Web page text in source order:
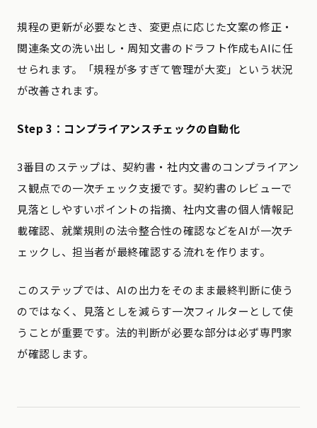
規程の更新が必要なとき、変更点に応じた文案の修正・
関連条文の洗い出し・周知文書のドラフト作成もAIに任
せられます。「規程が多すぎて管理が大変」という状況
が改善されます。
Step 3：コンプライアンスチェックの自動化
3番目のステップは、契約書・社内文書のコンプライアン
ス観点での一次チェック支援です。契約書のレビューで
見落としやすいポイントの指摘、社内文書の個人情報記
載確認、就業規則の法令整合性の確認などをAIが一次チ
ェックし、担当者が最終確認する流れを作ります。
このステップでは、AIの出力をそのまま最終判断に使う
のではなく、見落としを減らす一次フィルターとして使
うことが重要です。法的判断が必要な部分は必ず専門家
が確認します。